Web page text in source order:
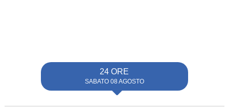
24 ORE
SABATO 08 AGOSTO